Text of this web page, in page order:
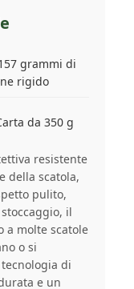
grammi di
rigido
da 350 g
resistente
della scatola,
pulito,
il
a molte scatole
o si
di
e un